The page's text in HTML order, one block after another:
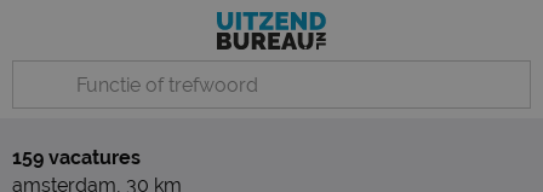
159 vacatures
amsterdam, 30 km